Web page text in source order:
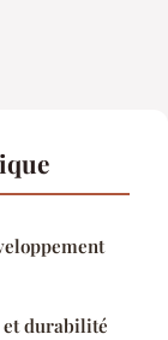
et durabilité